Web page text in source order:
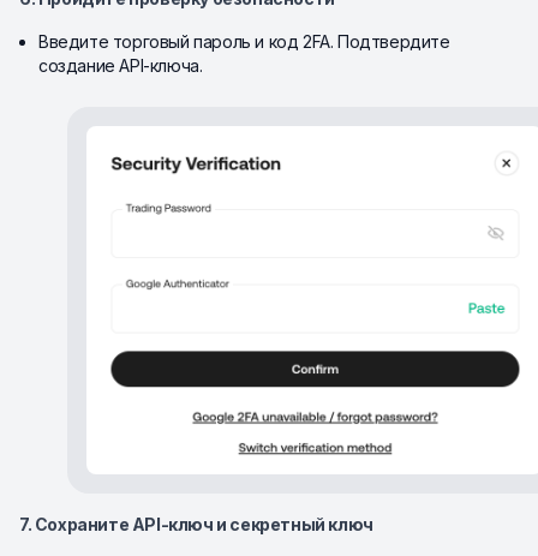
Введите торговый пароль и код 2FA. Подтвердите
создание API-ключа.
7. Сохраните API-ключ и секретный ключ